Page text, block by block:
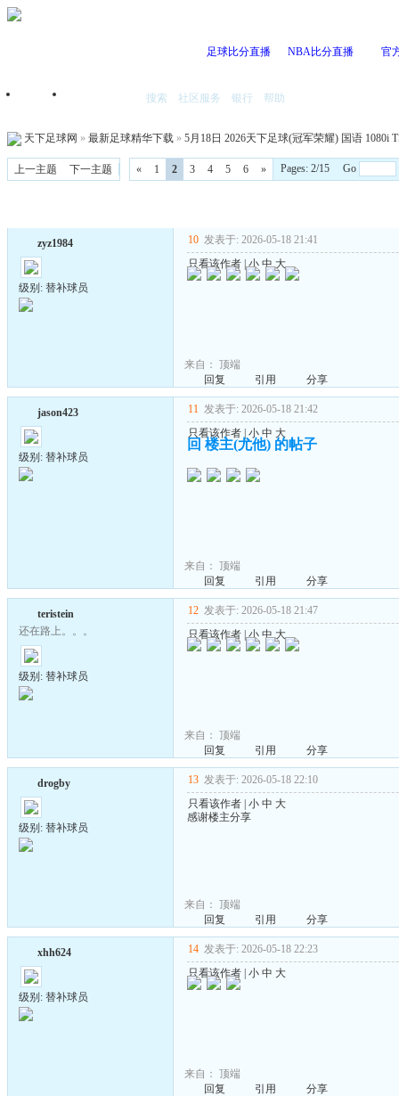
足球比分直播 NBA比分直播 官
首页 搜索 社区服务 银行 帮助
天下足球网 » 最新足球精华下载 » 5月18日 2026天下足球(冠军荣耀) 国语 1080i
上一主题 下一主题 « 1 2 3 4 5 6 » Pages: 2/15 Go
zyz1984
级别: 替补球员
10 发表于: 2026-05-18 21:41
只看该作者 |小 中 大
来自： 顶端
回复
引用 分享
jason423
级别: 替补球员
11 发表于: 2026-05-18 21:42
只看该作者 小 中 大
回 楼主(尤他) 的帖子
来自： 顶端
回复
引用 分享
teristein
还在路上。。。
级别: 替补球员
12 发表于: 2026-05-18 21:47
只看该作者 |小 中 大
来自： 顶端
回复
引用 分享
drogby
级别: 替补球员
13 发表于: 2026-05-18 22:10
只看该作者 小 中 大
感谢楼主分享
来自： 顶端
回复
引用 分享
xhh624
级别: 替补球员
14 发表于: 2026-05-18 22:23
只看该作者 小 中 大
来自： 顶端
回复
引用 分享